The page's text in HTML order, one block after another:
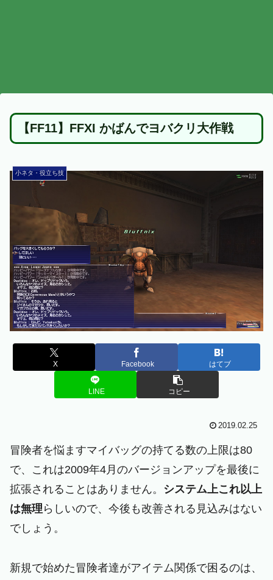
【FF11】FFXI かばんでヨバクリ大作戦
小ネタ・役立ち技
X Facebook はてブ
LINE コピー
2019.02.25
冒険者を悩ますマイバッグの持てる数の上限は80
で、これは2009年4月のバージョンアップを最後に
拡張されることはありません。 システム上これ以上
は無理 らしいので、今後も改善される見込みはない
でしょう。
新規で始めた冒険者達がアイテム関係で困るのは、